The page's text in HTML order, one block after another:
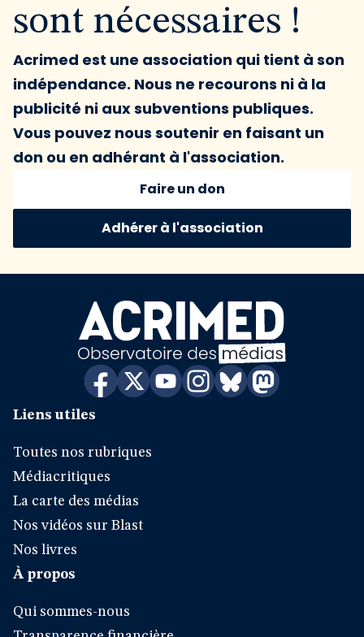
sont nécessaires !
Acrimed est une association qui tient à son
indépendance. Nous ne recourons ni à la
publicité ni aux subventions publiques.
Vous pouvez nous soutenir en faisant un
don ou en adhérant à l'association.
Faire un don
Adhérer à l'association
Liens utiles
Toutes nos rubriques
Médiacritiques
La carte des médias
Nos vidéos sur Blast
Nos livres
À propos
Qui sommes-nous